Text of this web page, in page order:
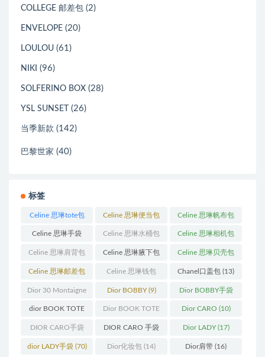
COLLEGE 邮差包 (2)
ENVELOPE (20)
LOULOU (61)
NIKI (96)
SOLFERINO BOX (28)
YSL SUNSET (26)
当季新款 (142)
巴黎世家 (40)
标签
Celine 思琳tote包
(23)
Celine 思琳便当包
(14)
Celine 思琳帆布包
(18)
Celine 思琳手袋
(250)
Celine 思琳水桶包
(55)
Celine 思琳相机包
(11)
Celine 思琳肩背包
(12)
Celine 思琳腋下包
(10)
Celine 思琳贝壳包
(12)
Celine 思琳邮差包
(13)
Celine 思琳钱包
(10)
Chanel口盖包 (13)
Dior 30 Montaigne
蒙田(31)
Dior BOBBY(9) Dior BOBBY手袋
(26)
dior BOOK TOTE
(12)
Dior BOOK TOTE
手袋(163)
Dior CARO (10)
DIOR CARO手袋
(11)
DIOR CARO 手袋
(31)
Dior LADY(17)
dior LADY手袋(70) Dior化妆包 (14) Dior肩带 (16)